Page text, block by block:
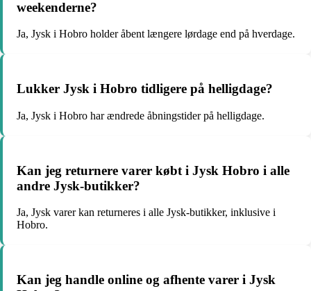
weekenderne?
Ja, Jysk i Hobro holder åbent længere lørdage end på hverdage.
Lukker Jysk i Hobro tidligere på helligdage?
Ja, Jysk i Hobro har ændrede åbningstider på helligdage.
Kan jeg returnere varer købt i Jysk Hobro i alle
andre Jysk-butikker?
Ja, Jysk varer kan returneres i alle Jysk-butikker, inklusive i
Hobro.
Kan jeg handle online og afhente varer i Jysk